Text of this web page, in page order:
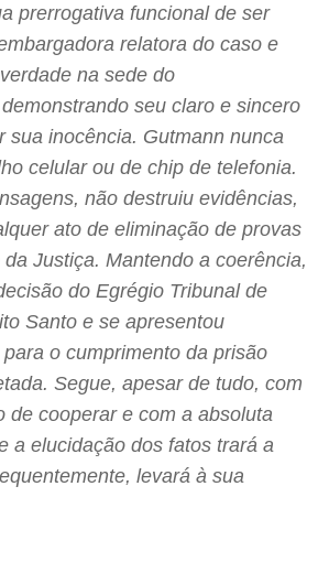
prerrogativa funcional de ser
relatora do caso e
na sede do
seu claro e sincero
sua inocência. Gutmann nunca
celular ou de chip de telefonia.
não destruiu evidências,
ato de eliminação de provas
Justiça. Mantendo a coerência,
do Egrégio Tribunal de
Santo e se apresentou
o cumprimento da prisão
Segue, apesar de tudo, com
de cooperar e com a absoluta
a elucidação dos fatos trará a
levará à sua